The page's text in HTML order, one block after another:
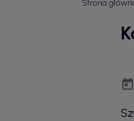
Strona
today